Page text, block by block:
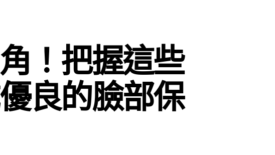
！把握這些
良的臉部保